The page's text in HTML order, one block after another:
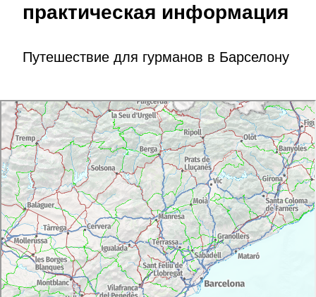
практическая информация
Путешествие для гурманов в Барселону